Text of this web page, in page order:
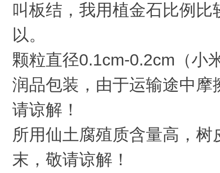
叫板结，我用植金石比例
以。
颗粒直径0.1cm-0.2cm（小
润品包装，由于运输途中
请谅解！
所用仙土腐殖质含量高，
末，敬请谅解！